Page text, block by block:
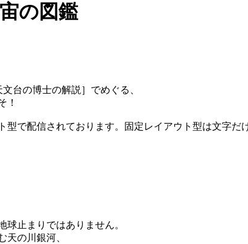
の図鑑
台の博士の解説］でめぐる、
！
で配信されております。固定レイアウト型は文字
球止まりではありません。
天の川銀河、